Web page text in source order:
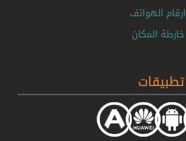
ارقام الهواتف
خارطة المكان
تطبيقات